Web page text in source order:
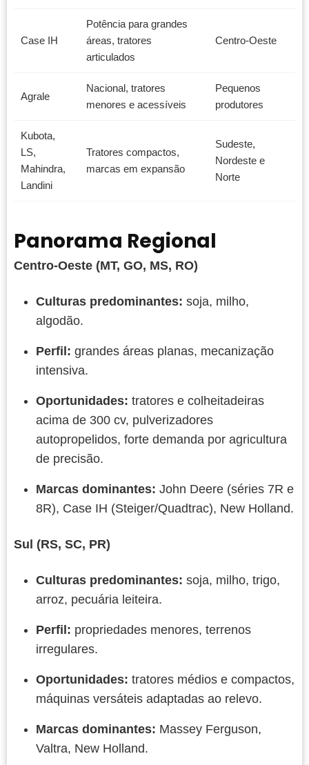
Case IH
Potência para grandes
áreas, tratores
articulados
Centro-Oeste
Agrale
Nacional, tratores
menores e acessíveis
Pequenos
produtores
Kubota,
LS,
Mahindra,
Landini
Tratores compactos,
marcas em expansão
Sudeste,
Nordeste e
Norte
Panorama Regional
Centro-Oeste (MT, GO, MS, RO)
Culturas predominantes: soja, milho,
algodão.
Perfil: grandes áreas planas, mecanização
intensiva.
Oportunidades: tratores e colheitadeiras
acima de 300 cv, pulverizadores
autopropelidos, forte demanda por agricultura
de precisão.
Marcas dominantes: John Deere (séries 7R e
8R), Case IH (Steiger/Quadtrac), New Holland.
Sul (RS, SC, PR)
Culturas predominantes: soja, milho, trigo,
arroz, pecuária leiteira.
Perfil: propriedades menores, terrenos
irregulares.
Oportunidades: tratores médios e compactos,
máquinas versáteis adaptadas ao relevo.
Marcas dominantes: Massey Ferguson,
Valtra, New Holland.